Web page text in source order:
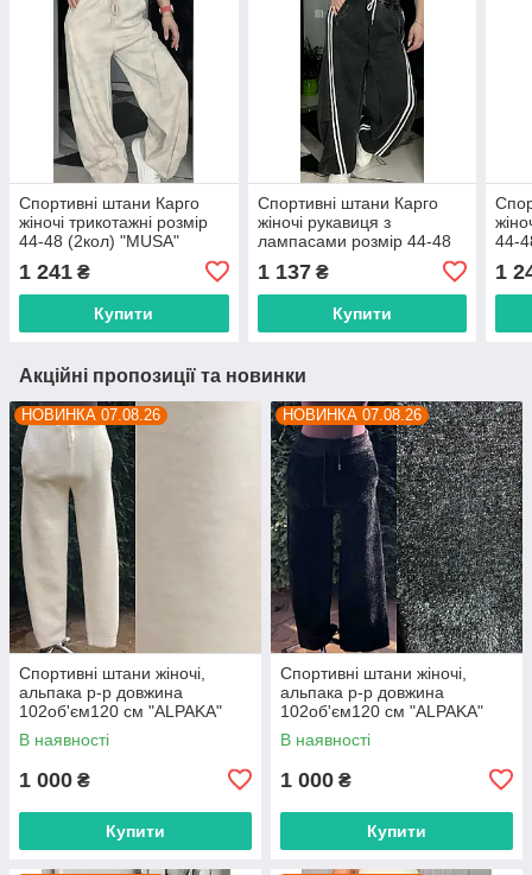
Спортивні штани Карго
жіночі трикотажні розмір
44-48 (2кол) "MUSA"
постачальника
1 241 ₴
Купити
Спортивні штани Карго
жіночі рукавиця з
лампасами розмір 44-48
прямого постачальника
1 137₴
Купити
44-
1
Акційні пропозиції та новинки
НОВИНКА 07.08.26
Спортивні штани жіночі,
альпака р-р довжина
102об'єм120 см "ALPAKA"
недорого від прямого
постачальника
В наявності
1 000 ₴
Купити
НОВИНКА 07.08.26
Спортивні штани жіночі,
альпака р-р довжина
102об'єм120 см "ALPAKA"
недорого від прямого
постачальника
В наявності
1 000 ₴
Купити